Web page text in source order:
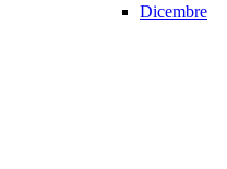
Dicembre